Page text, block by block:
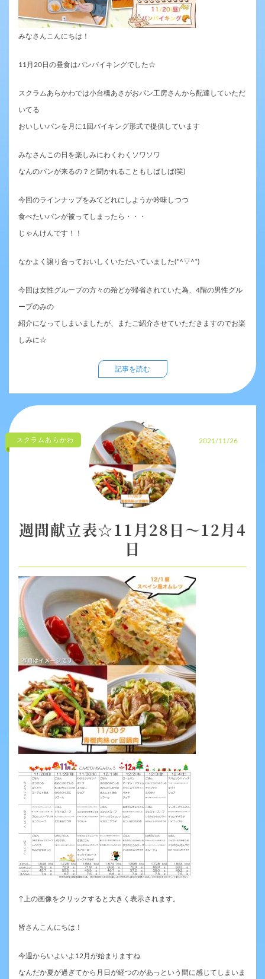
みなさんこんにちは！
11月20日の昼食はパンバイキングでした☆
スクラムあらかわでは小台橋あさがおパン工房さんから配達していただ
いてる
おいしいパンを月に1回バイキング形式で提供しています
みなさんこの日を楽しみにわくわくソワソワ
なんのパンが来るの？と聞かれることもしばしば(笑)
今回のラインナップをみてどれにしようか吟味しつつ
食べたいパンが被ってしまったら・・・
じゃんけんです！！
なかよく譲り合っておいしくいただいていました(*^▽^*)
今回は女性グループの方々の殆どが帰省されていた為、4階の男性グル
ープのみの
紹介になってしまいましたが、またご紹介させていただきますのでお楽
しみに☆
記事を読む
スクラムあらかわ 2021/11/26
週間献立表☆11月28日～12月4
日
↑上の画像をクリックすると大きく表示されます。
皆さんこんにちは！
今週からいよいよ12月が始まりますね
なんだか夏が過ぎてから月日が経つのがあっという間に感じてしまいま